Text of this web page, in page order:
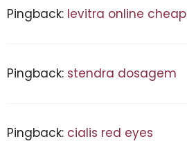
Pingback: levitra online cheap
Pingback: stendra dosagem
Pingback: cialis red eyes